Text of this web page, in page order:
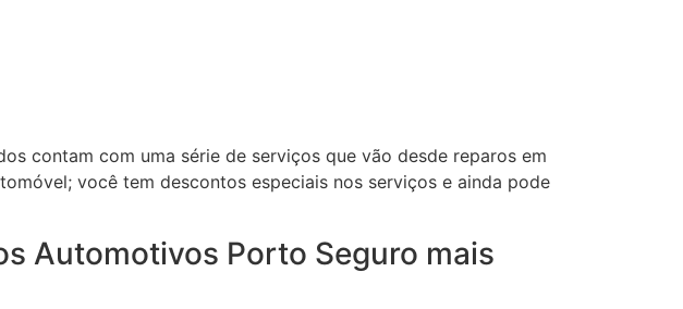
contam com uma série de serviços que vão desde reparos em
você tem descontos especiais nos serviços e ainda pode
Automotivos Porto Seguro mais